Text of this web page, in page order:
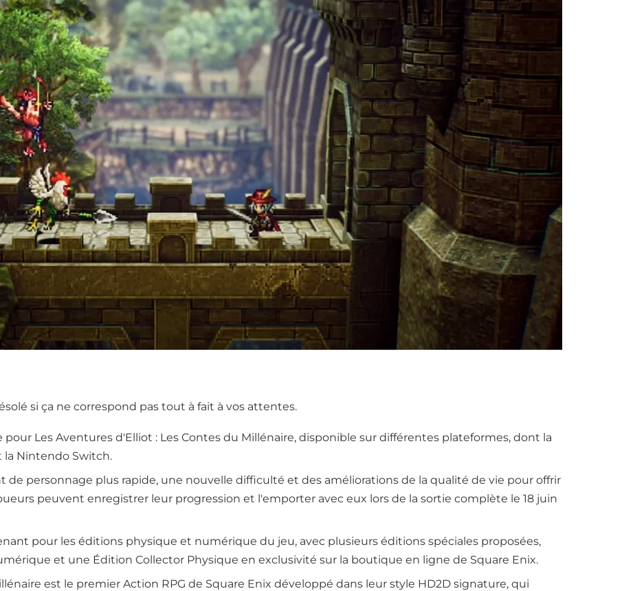
si ça ne correspond pas tout à fait à vos attentes.
Les Aventures d'Elliot : Les Contes du Millénaire, disponible sur différentes plateformes, dont la
la Nintendo Switch.
personnage plus rapide, une nouvelle difficulté et des améliorations de la qualité de vie pour offrir
peuvent enregistrer leur progression et l'emporter avec eux lors de la sortie complète le 18 juin
pour les éditions physique et numérique du jeu, avec plusieurs éditions spéciales proposées,
et une Édition Collector Physique en exclusivité sur la boutique en ligne de Square Enix.
est le premier Action RPG de Square Enix développé dans leur style HD2D signature, qui